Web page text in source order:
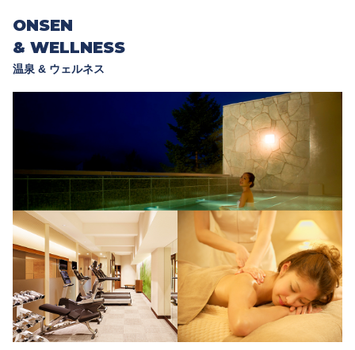
ONSEN
& WELLNESS
温泉 & ウェルネス